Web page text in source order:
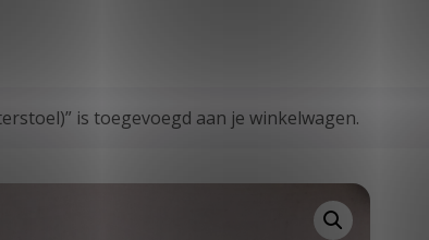
is toegevoegd aan je winkelwagen.